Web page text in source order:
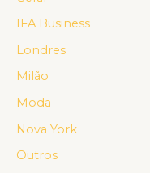
IFA Business
Londres
Milão
Moda
Nova York
Outros